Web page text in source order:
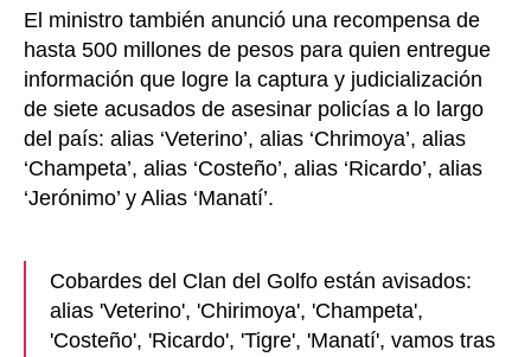
El ministro también anunció una recompensa de
hasta 500 millones de pesos para quien entregue
información que logre la captura y judicialización
de siete acusados de asesinar policías a lo largo
del país: alias ‘Veterino’, alias ‘Chrimoya’, alias
‘Champeta’, alias ‘Costeño’, alias ‘Ricardo’, alias
‘Jerónimo’ y Alias ‘Manatí’.
Cobardes del Clan del Golfo están avisados:
alias 'Veterino', 'Chirimoya', 'Champeta',
'Costeño', 'Ricardo', 'Tigre', 'Manatí', vamos tras